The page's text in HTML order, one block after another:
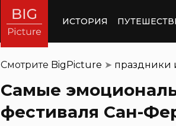
ИСТОРИЯ
Смотрите BigPicture ➤ праздники
Самые
фестиваля Сан-